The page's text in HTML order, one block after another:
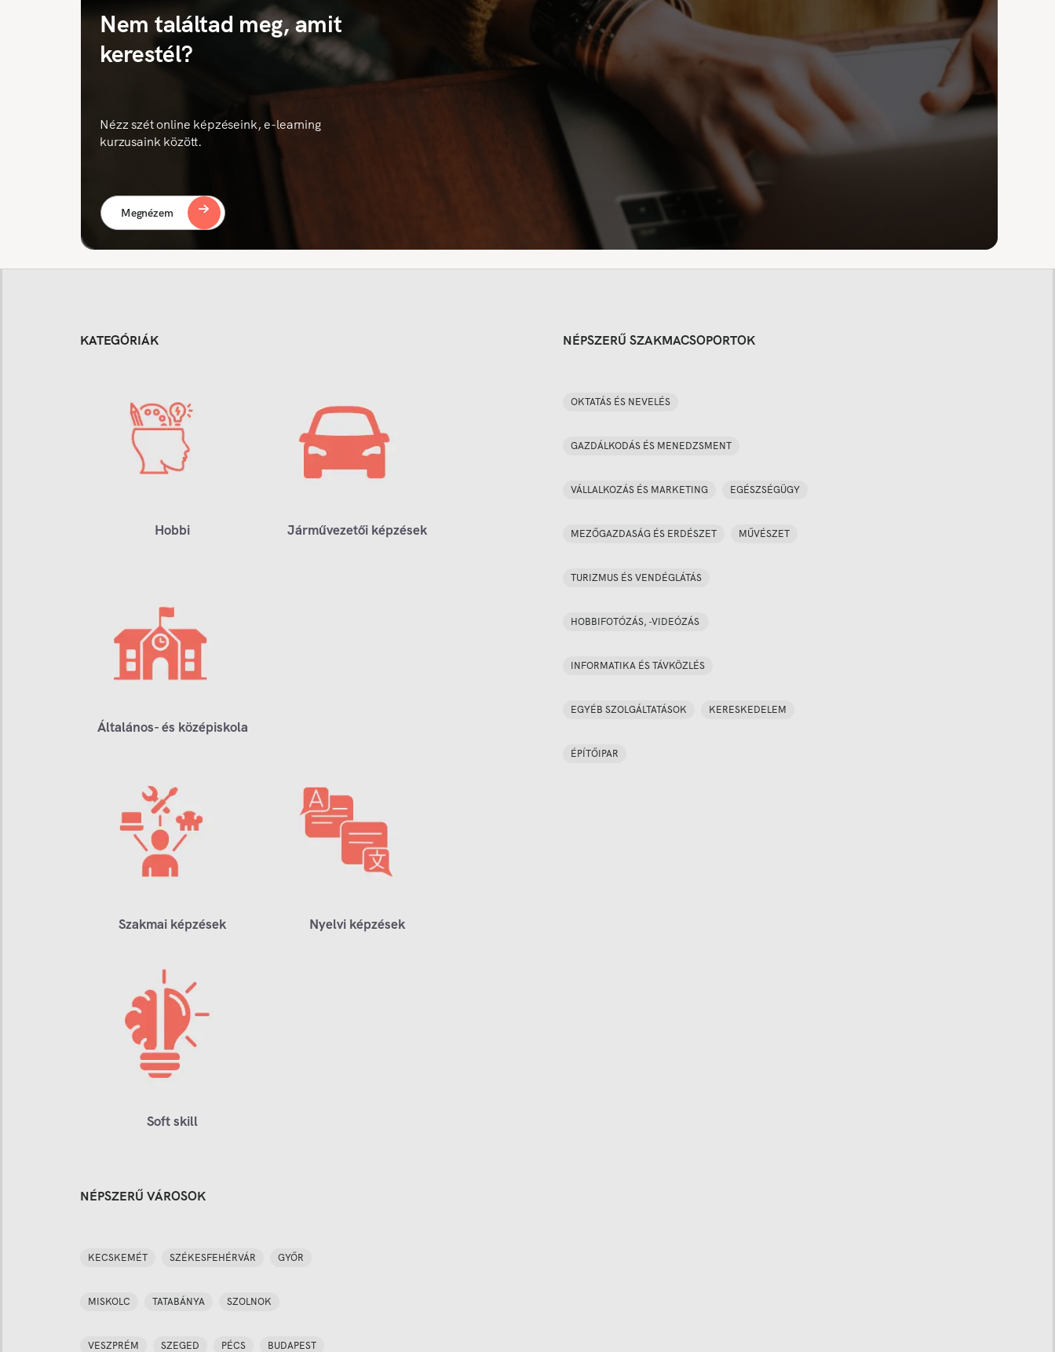
Nem találtad meg, amit
kerestél?
Nézz szét online képzéseink, e-learning
kurzusaink között.
Megnézem
KATEGÓRIÁK
Hobbi Járművezetői képzések
Általános- és középiskola
Szakmai képzések Nyelvi képzések
Soft skill
NÉPSZERŰ SZAKMACSOPORTOK
OKTATÁS ÉS NEVELÉS
GAZDÁLKODÁS ÉS MENEDZSMENT
VÁLLALKOZÁS ÉS MARKETING EGÉSZSÉGÜGY
MEZŐGAZDASÁG ÉS ERDÉSZET MŰVÉSZET
TURIZMUS ÉS VENDÉGLÁTÁS
HOBBIFOTÓZÁS, -VIDEÓZÁS
INFORMATIKA ÉS TÁVKÖZLÉS
EGYÉB SZOLGÁLTATÁSOK KERESKEDELEM
ÉPÍTŐIPAR
NÉPSZERŰ VÁROSOK
KECSKEMÉT SZÉKESFEHÉRVÁR GYŐR
MISKOLC TATABÁNYA SZOLNOK
VESZPRÉM SZEGED PÉCS BUDAPEST